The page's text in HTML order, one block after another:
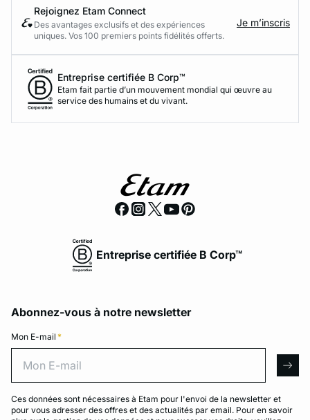
Rejoignez Etam Connect
Des avantages exclusifs et des expériences
uniques. Vos 100 premiers points fidélités offerts.
Je m’inscris
Entreprise certifiée B Corp™
Etam fait partie d’un mouvement mondial qui œuvre au
service des humains et du vivant.
Entreprise certifiée B Corp™
Abonnez-vous à notre newsletter
Mon E-mail *
Ces données sont nécessaires à Etam pour l'envoi de la newsletter et
pour vous adresser des offres et des actualités par email. Pour en savoir